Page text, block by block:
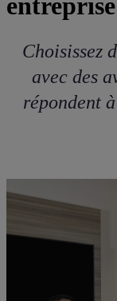
entreprise
Choisissez
avec des
répondent